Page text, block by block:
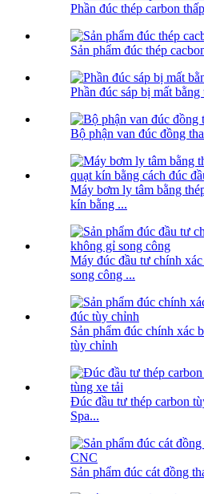
Phần đúc thép carbon thấp
Sản phẩm đúc thép
Phần đúc sáp bị mất
Bộ phận van đúc đồng
Máy bơm ly tâm bằng
kín bằng ...
Máy đúc đầu tư chính
song công ...
Sản phẩm đúc chính xác
tùy chỉnh
Đúc đầu tư thép carbon
Spa...
Sản phẩm đúc cát đồng